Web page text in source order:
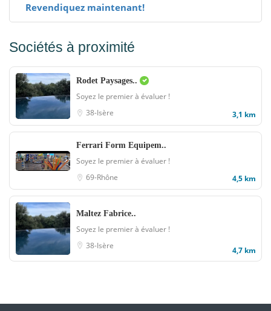
Revendiquez maintenant!
Sociétés à proximité
Rodet Paysages..
Soyez le premier à évaluer !
38-Isère
3,1 km
Ferrari Form Equipem..
Soyez le premier à évaluer !
69-Rhône
4,5 km
Maltez Fabrice..
Soyez le premier à évaluer !
38-Isère
4,7 km